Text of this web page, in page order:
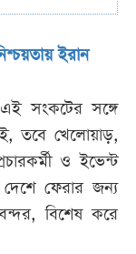
ইরান
সংকটের সঙ্গে
তবে খেলোয়াড়,
ও ইভেন্ট
ফেরার জন্য
বিশেষ করে